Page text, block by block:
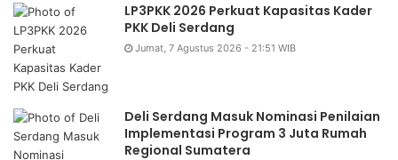
LP3PKK 2026 Perkuat Kapasitas Kader
PKK Deli Serdang
Jumat, 7 Agustus 2026 - 21:51 WIB
Deli Serdang Masuk Nominasi Penilaian
Implementasi Program 3 Juta Rumah
Regional Sumatera